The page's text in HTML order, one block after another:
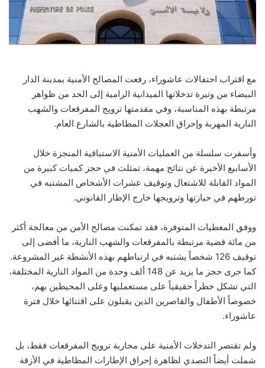
مع اقتراب احتفالات عاشوراء، رفعت المصالح الأمنية بمدينة الدار
البيضاء من وتيرة تدخلاتها الميدانية الرامية إلى الحد من ظواهر
مرتبطة بهذه المناسبة، وفي مقدمتها ترويج المفرقعات والشهب
النارية المهربة وإحراق العجلات المطاطية بالشارع العام.
وأسفرت سلسلة من العمليات الأمنية الاستباقية المنجزة خلال
الأسابيع الأخيرة عن نتائج مهمة، تمثلت في حجز كميات كبيرة من
المواد القابلة للاشتعال وتوقيف عشرات الأشخاص المشتبه في
تورطهم في حيازتها وترويجها خارج الإطار القانوني.
ووفق المعطيات المتوفرة، فقد تمكنت مصالح الأمن من معالجة أكثر
من مائة قضية مرتبطة بالمفرقعات والشهب النارية، ما أفضى إلى
توقيف 126 شخصاً يشتبه في ارتباطهم بهذه الأنشطة غير المشروعة.
كما جرى حجز ما يزيد عن 148 ألف وحدة من المواد النارية المختلفة،
التي تشكل خطراً حقيقياً على مستعمليها وعلى المحيطين بهم،
خصوصاً الأطفال والقاصرين الذين يقبلون على اقتنائها خلال فترة
عاشوراء.
ولم تقتصر التدخلات الأمنية على محاربة ترويج المفرقعات فقط، بل
شملت أيضاً التصدي لظاهرة إحراق الإطارات المطاطية في الأزقة